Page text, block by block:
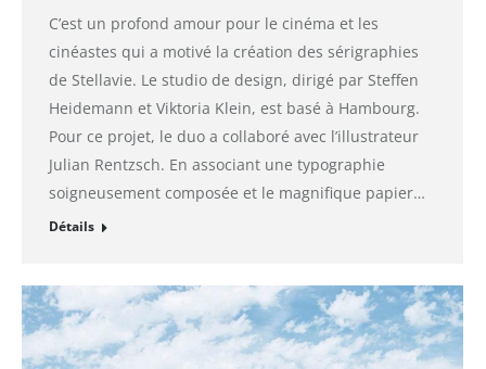
C’est un profond amour pour le cinéma et les
cinéastes qui a motivé la création des sérigraphies
de Stellavie. Le studio de design, dirigé par Steffen
Heidemann et Viktoria Klein, est basé à Hambourg.
Pour ce projet, le duo a collaboré avec l’illustrateur
Julian Rentzsch. En associant une typographie
soigneusement composée et le magnifique papier…
Détails